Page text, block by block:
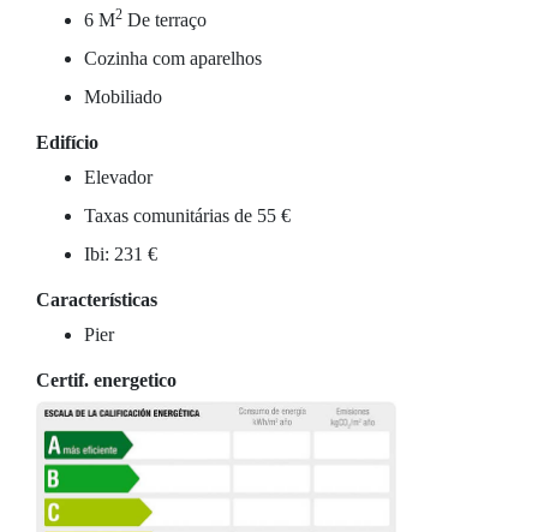
6 M2 De terraço
Cozinha com aparelhos
Mobiliado
Edifício
Elevador
Taxas comunitárias de 55 €
Ibi: 231 €
Características
Pier
Certif. energetico